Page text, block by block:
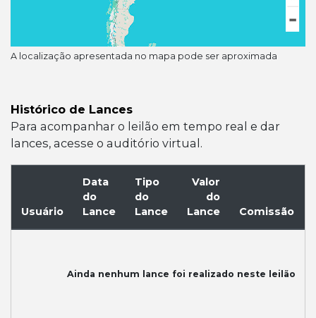
A localização apresentada no mapa pode ser aproximada
Histórico de Lances
Para acompanhar o leilão em tempo real e dar
lances, acesse o auditório virtual.
Usuário
Data
do
Lance
Tipo
do
Lance
Valor
do
Lance
Comissão
Ainda nenhum lance foi realizado neste leilão